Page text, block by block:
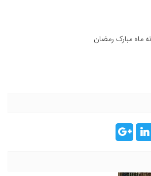
ماه مبارک رمضان